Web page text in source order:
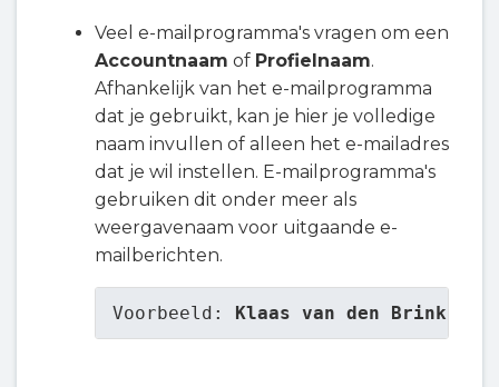
Veel e-mailprogramma's vragen om een
Accountnaam of Profielnaam.
Afhankelijk van het e-mailprogramma
dat je gebruikt, kan je hier je volledige
naam invullen of alleen het e-mailadres
dat je wil instellen. E-mailprogramma's
gebruiken dit onder meer als
weergavenaam voor uitgaande e-
mailberichten.
Voorbeeld: Klaas van den Brink